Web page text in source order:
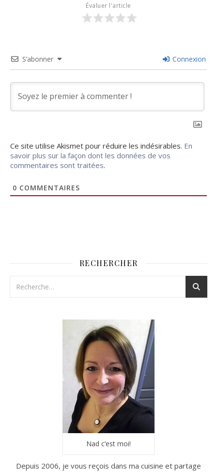
Évaluer l'article
S’abonner Connexion
Ce site utilise Akismet pour réduire les indésirables. En
savoir plus sur la façon dont les données de vos
commentaires sont traitées.
0 COMMENTAIRES
RECHERCHER
Nad c’est moi!
Depuis 2006, je vous reçois dans ma cuisine et partage